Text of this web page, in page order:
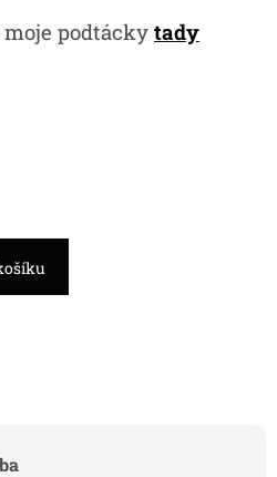
podtácky tady